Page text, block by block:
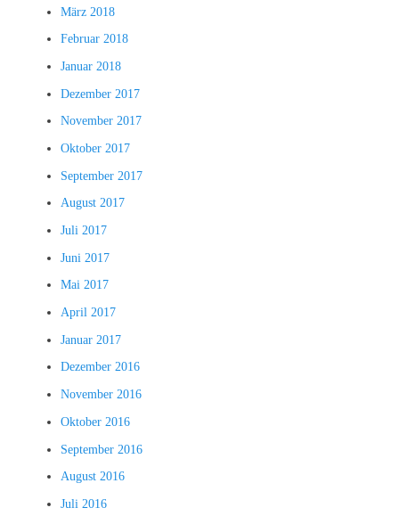
März 2018
Februar 2018
Januar 2018
Dezember 2017
November 2017
Oktober 2017
September 2017
August 2017
Juli 2017
Juni 2017
Mai 2017
April 2017
Januar 2017
Dezember 2016
November 2016
Oktober 2016
September 2016
August 2016
Juli 2016